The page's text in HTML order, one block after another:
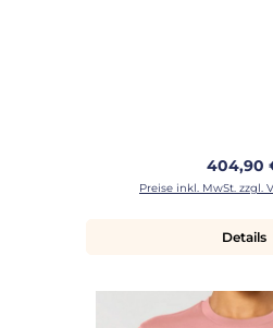
404,90
Preise inkl. MwSt. zzgl.
Details